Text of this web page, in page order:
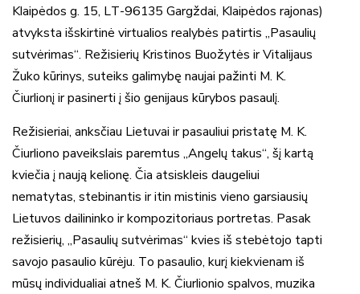
Klaipėdos g. 15, LT-96135 Gargždai, Klaipėdos rajonas)
atvyksta išskirtinė virtualios realybės patirtis „Pasaulių
sutvėrimas“. Režisierių Kristinos Buožytės ir Vitalijaus
Žuko kūrinys, suteiks galimybę naujai pažinti M. K.
Čiurlionį ir pasinerti į šio genijaus kūrybos pasaulį.
Režisieriai, anksčiau Lietuvai ir pasauliui pristatę M. K.
Čiurliono paveikslais paremtus „Angelų takus“, šį kartą
kviečia į naują kelionę. Čia atsiskleis daugeliui
nematytas, stebinantis ir itin mistinis vieno garsiausių
Lietuvos dailininko ir kompozitoriaus portretas. Pasak
režisierių, „Pasaulių sutvėrimas“ kvies iš stebėtojo tapti
savojo pasaulio kūrėju. To pasaulio, kurį kiekvienam iš
mūsų individualiai atneš M. K. Čiurlionio spalvos, muzika